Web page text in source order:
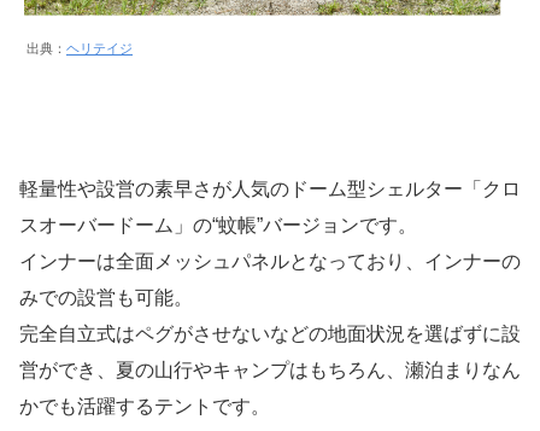
出典： ヘリテイジ
軽量性や設営の素早さが人気のドーム型シェルター「クロ
スオーバードーム」の“蚊帳”バージョンです。
インナーは全面メッシュパネルとなっており、インナーの
みでの設営も可能。
完全自立式はペグがさせないなどの地面状況を選ばずに設
営ができ、夏の山行やキャンプはもちろん、瀬泊まりなん
かでも活躍するテントです。